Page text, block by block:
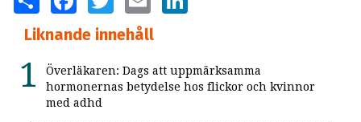
Liknande innehåll
Överläkaren: Dags att uppmärksamma
hormonernas betydelse hos flickor och kvinnor
med adhd